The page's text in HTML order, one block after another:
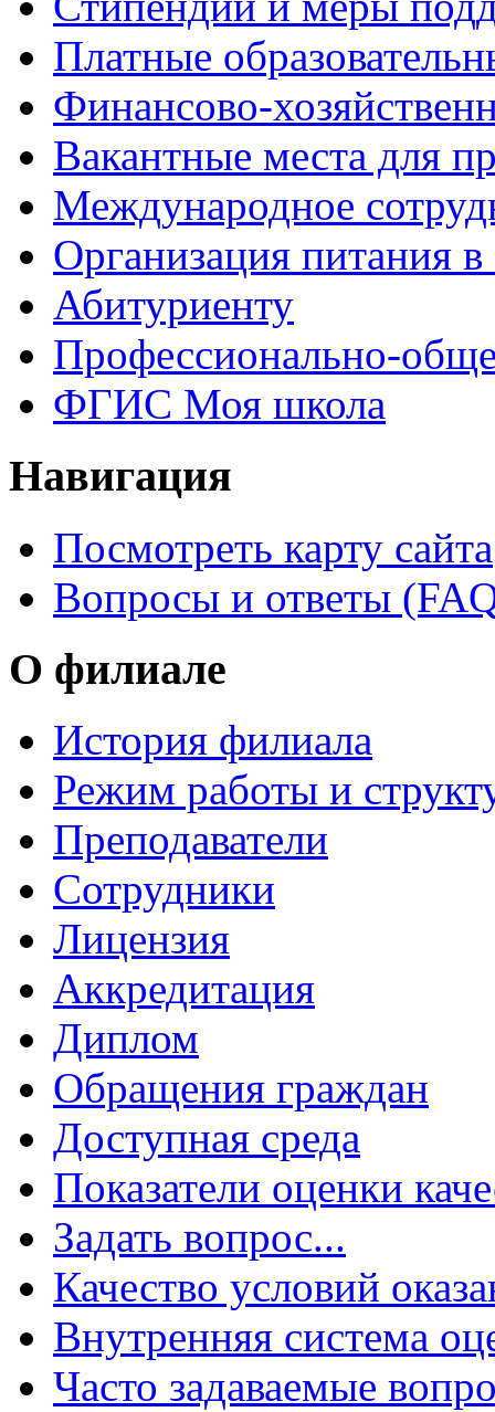
Платные
Финансово-
Вакантные места для
Международное
Организация питания в
Абитуриенту
Профессионально-
ФГИС Моя школа
Навигация
Посмотреть карту сайта
Вопросы и ответы
О филиале
История филиала
Режим работы и
Преподаватели
Сотрудники
Лицензия
Аккредитация
Диплом
Обращения граждан
Доступная среда
Показатели оценки
Задать вопрос...
Качество условий
Внутренняя система
Часто задаваемые